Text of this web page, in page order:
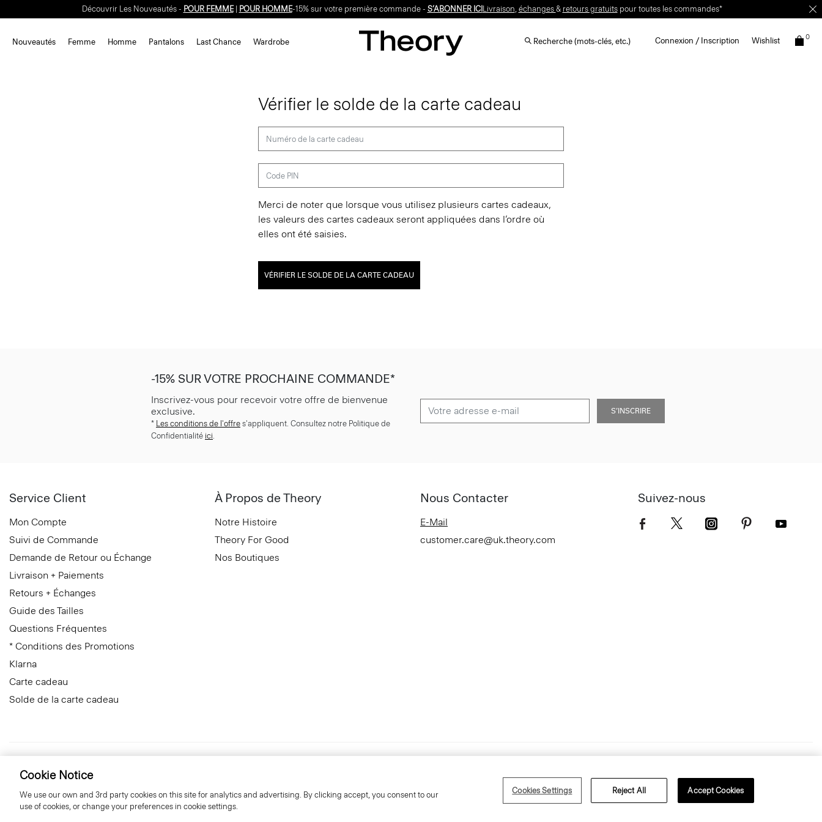
Découvrir Les Nouveautés - POUR FEMME POUR HOMME-15% sur votre première commande - S’ABONNER ICI Livraison, échanges & retours gratuitspour toutes les commandes*
Nouveautés Femme Homme Pantalons Last Chance Wardrobe Recherche (mots-clés, etc.) Connexion / Inscription Wishlist 0
Vérifier le solde de la carte cadeau
Merci de noter que lorsque vous utilisez plusieurs cartes cadeaux,
les valeurs des cartes cadeaux seront appliquées dans l’ordre où
elles ont été saisies.
VÉRIFIER LE SOLDE DE LA CARTE CADEAU
-15% SUR VOTRE PROCHAINE COMMANDE*
Inscrivez-vous pour recevoir votre offre de bienvenue
exclusive.
* Les conditions de l'offre s'appliquent. Consultez notre Politique de
Confidentialité ici.
S’INSCRIRE
Service Client
Mon Compte
Suivi de Commande
Demande de Retour ou Échange
Livraison + Paiements
Retours + Échanges
Guide des Tailles
Questions Fréquentes
* Conditions des Promotions
Klarna
Carte cadeau
Solde de la carte cadeau
À Propos de Theory
Notre Histoire
Theory For Good
Nos Boutiques
Nous Contacter
E-Mail
customer.care@uk.theory.com
Suivez-nous
Cookie Notice
We use our own and 3rd party cookies on this site for analytics and advertising. By clicking accept, you consent to our
use of cookies, or change your preferences in cookie settings.
Cookies Settings Reject All Accept Cookies